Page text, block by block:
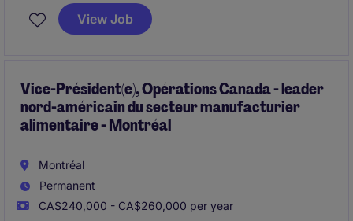
son (sa) Directeur(trice) d'Usine pour prendre en
charge la performance de son site de production (70
Ce recrutement s'inscrit dans une évolution interne
du titulaire du poste au sein du groupe.
View Job
Vice-Président(e), Opérations Canada - leader
nord-américain du secteur manufacturier
alimentaire - Montréal
Montréal
Permanent
CA$240,000 - CA$260,000 per year